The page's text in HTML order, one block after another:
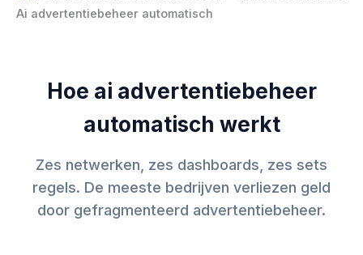
Ai advertentiebeheer automatisch
Hoe ai advertentiebeheer
automatisch werkt
Zes netwerken, zes dashboards, zes sets
regels. De meeste bedrijven verliezen geld
door gefragmenteerd advertentiebeheer.